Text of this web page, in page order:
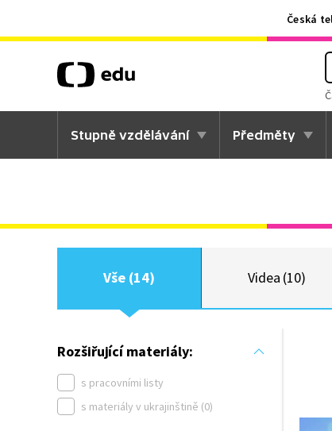
Česká
Stupně vzdělávání Předměty
Vše (14) Videa (10)
Rozšiřující materiály:
s pracovními listy
s materiály v ukrajinštině (0)